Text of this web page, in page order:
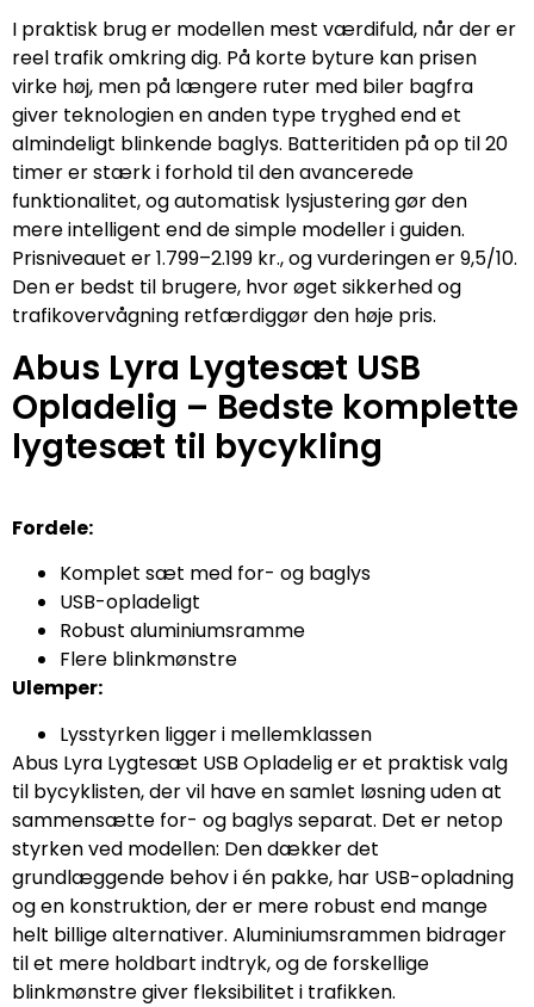
I praktisk brug er modellen mest værdifuld, når der er
reel trafik omkring dig. På korte byture kan prisen
virke høj, men på længere ruter med biler bagfra
giver teknologien en anden type tryghed end et
almindeligt blinkende baglys. Batteritiden på op til 20
timer er stærk i forhold til den avancerede
funktionalitet, og automatisk lysjustering gør den
mere intelligent end de simple modeller i guiden.
Prisniveauet er 1.799–2.199 kr., og vurderingen er 9,5/10.
Den er bedst til brugere, hvor øget sikkerhed og
trafikovervågning retfærdiggør den høje pris.
Abus Lyra Lygtesæt USB
Opladelig – Bedste komplette
lygtesæt til bycykling
Fordele:
Komplet sæt med for- og baglys
USB-opladeligt
Robust aluminiumsramme
Flere blinkmønstre
Ulemper:
Lysstyrken ligger i mellemklassen
Abus Lyra Lygtesæt USB Opladelig er et praktisk valg
til bycyklisten, der vil have en samlet løsning uden at
sammensætte for- og baglys separat. Det er netop
styrken ved modellen: Den dækker det
grundlæggende behov i én pakke, har USB-opladning
og en konstruktion, der er mere robust end mange
helt billige alternativer. Aluminiumsrammen bidrager
til et mere holdbart indtryk, og de forskellige
blinkmønstre giver fleksibilitet i trafikken.